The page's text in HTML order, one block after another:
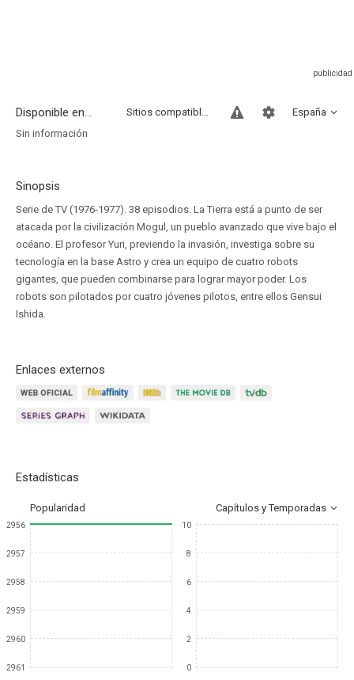
Disponible en... España
Sitios compatibles
Sin información
Sinopsis
Serie de TV (1976-1977). 38 episodios. La Tierra está a punto de ser
atacada por la civilización Mogul, un pueblo avanzado que vive bajo el
océano. El profesor Yuri, previendo la invasión, investiga sobre su
tecnología en la base Astro y crea un equipo de cuatro robots
gigantes, que pueden combinarse para lograr mayor poder. Los
robots son pilotados por cuatro jóvenes pilotos, entre ellos Gensui
Ishida.
Enlaces externos
Estadísticas
Popularidad Capítulos y Temporadas
2956
2957
2958
2959
2960
2961
10
8
6
4
2
0